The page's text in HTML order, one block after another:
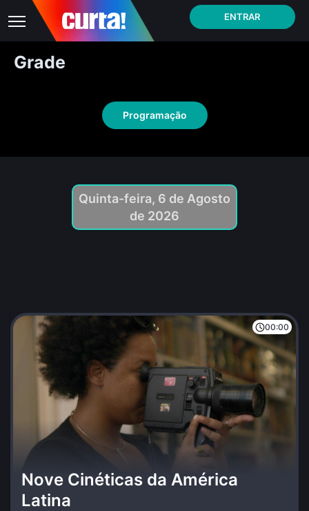
ENTRAR
Grade
Programação
Quinta-feira, 6 de Agosto
de 2026
00:00
Nove Cinéticas da América
Latina